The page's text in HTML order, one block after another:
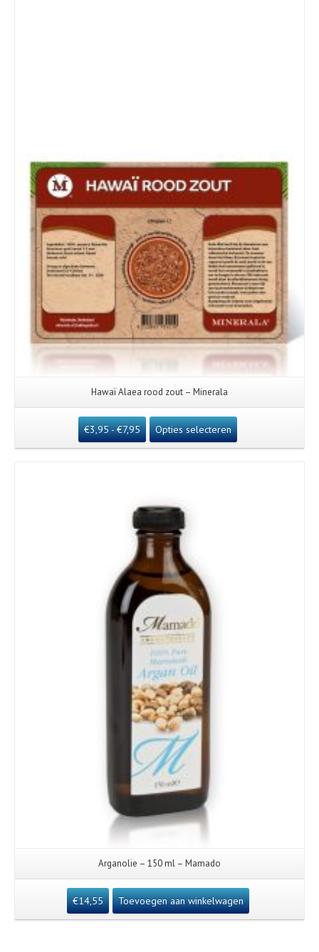
Hawaï Alaea rood zout – Minerala
€3,95- €7,95 Opties selecteren
Arganolie – 150 ml – Mamado
€14,55 Toevoegen aan winkelwagen